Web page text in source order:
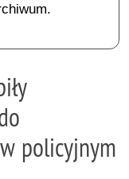
policyjnym